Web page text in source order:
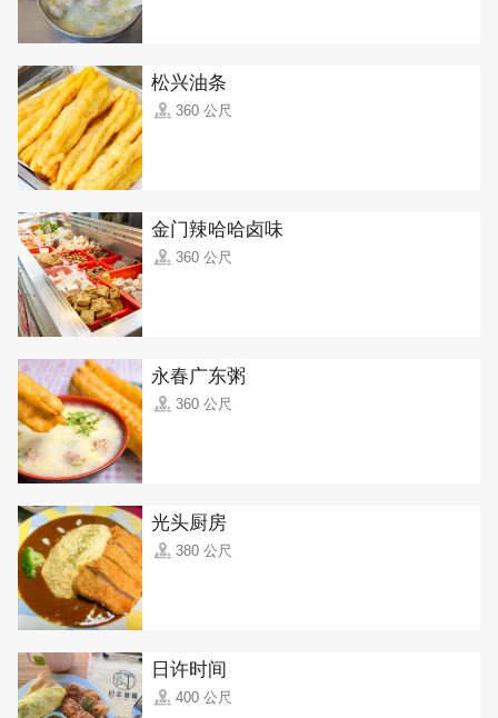
松兴油条
360 公尺
金门辣哈哈卤味
360 公尺
永春广东粥
360 公尺
光头厨房
380 公尺
日许时间
400 公尺